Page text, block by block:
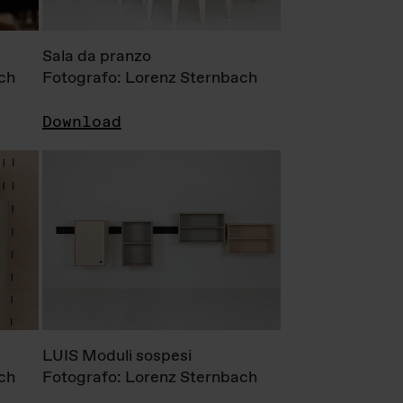
Sala da pranzo
Fotografo: Lorenz Sternbach
Download
LUIS Moduli sospesi
Fotografo: Lorenz Sternbach